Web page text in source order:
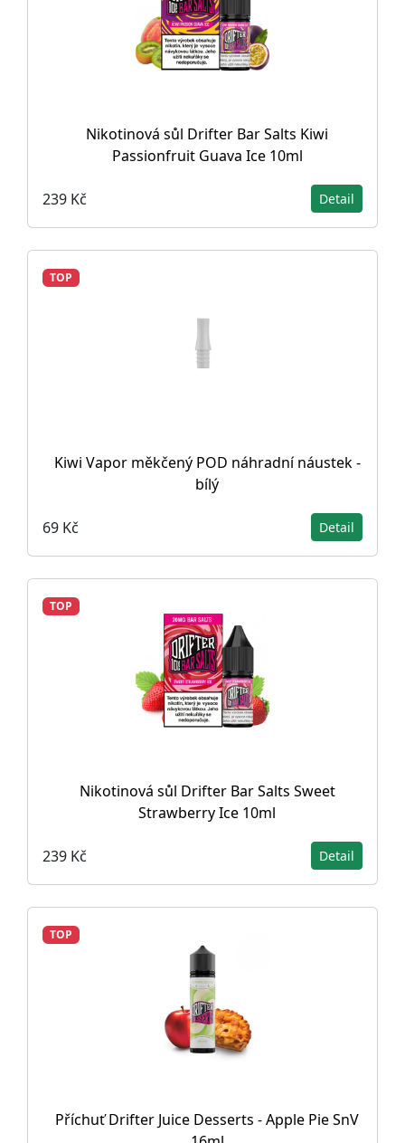
Nikotinová sůl Drifter Bar Salts Kiwi
Passionfruit Guava Ice 10ml
239 Kč Detail
TOP
Kiwi Vapor měkčený POD náhradní náustek -
bílý
69 Kč Detail
TOP
Nikotinová sůl Drifter Bar Salts Sweet
Strawberry Ice 10ml
239 Kč Detail
TOP
Příchuť Drifter Juice Desserts - Apple Pie SnV